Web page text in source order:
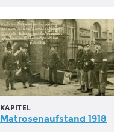
KAPITEL
Matrosenaufstand 1918